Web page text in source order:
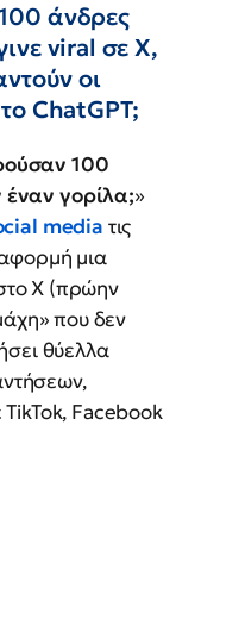
άνδρες
viral σε X,
οι
ChatGPT;
100
γορίλα;»
media τις
μια
X (πρώην
που δεν
θύελλα
TikTok, Facebook